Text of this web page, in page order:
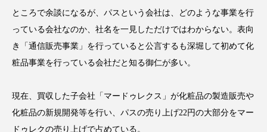
デジタルデトックス デトックス
ドライヤー 温度 髪 ダメージ ナイアシンアミド
パーソナライズ バーチャルメイク
ところで余談になるが、パスという会社は、どのような事業を行
っている会社なのか、社名を一見しただけではわからない。表向
き「通信販売事業」を行っていると公言するも深堀して初めて化
粧品事業を行っている会社だと知る御仁が多い。
現在、買収した子会社「マードゥレクス」が化粧品の製造販売や
化粧品の新規開発等を行い、パスの売り上げ22円の大部分をマー
ドゥレクの売り上げで占めている。